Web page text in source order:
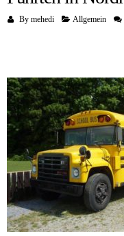
By mehedi Allgemein